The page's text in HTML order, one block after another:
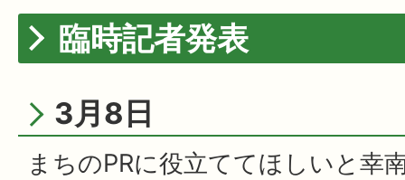
臨時記者発表
3月8日
まちのPRに役立ててほしいと幸